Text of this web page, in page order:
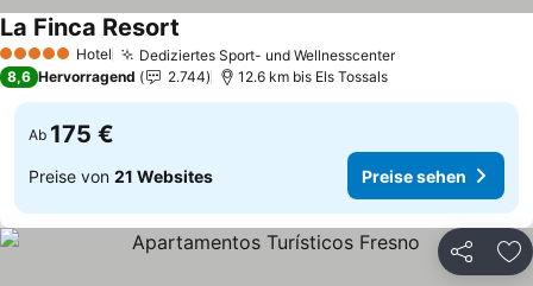
5 Sterne Hotel Dediziertes Sport- und Wellnesscenter
La Finca Resort
8,6 Hervorragend 2.744 12.6 km bis Els Tossals
Ab 175 €
Preise von 21 Websites Preise sehen
Teilen